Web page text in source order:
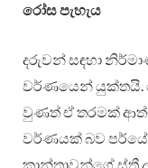
රෝසපැහැය
දරුවන් සඳහා
වර්ණයෙන් යුක්තයි.
වුණත් ඒ තරමක්
වර්ණයක් බව
කාන්තාවන්ගේ